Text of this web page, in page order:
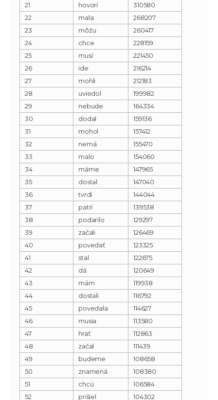
21
hovorí
310580
22
mala
268207
23
môžu
260417
24
chce
228159
25
musí
221450
26
ide
216214
27
mohli
212183
28
uviedol
199982
29
nebude
164334
30
dodal
159136
31
mohol
157412
32
nemá
155470
33
malo
154060
34
máme
147965
35
dostal
147040
36
tvrdí
144044
37
patrí
139538
38
podarilo
129297
39
začali
126469
40
povedať
123325
41
stal
122675
42
dá
120649
43
mám
119938
44
dostali
116792
45
povedala
114627
46
musia
113580
47
hrať
112863
48
začal
111439
49
budeme
108658
50
znamená
108380
51
chcú
106584
52
prišiel
104302